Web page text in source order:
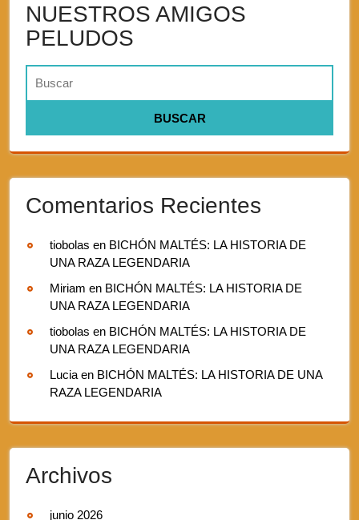
NUESTROS AMIGOS
PELUDOS
Comentarios Recientes
tiobolas en BICHÓN MALTÉS: LA HISTORIA DE
UNA RAZA LEGENDARIA
Miriam en BICHÓN MALTÉS: LA HISTORIA DE
UNA RAZA LEGENDARIA
tiobolas en BICHÓN MALTÉS: LA HISTORIA DE
UNA RAZA LEGENDARIA
Lucia en BICHÓN MALTÉS: LA HISTORIA DE UNA
RAZA LEGENDARIA
Archivos
junio 2026